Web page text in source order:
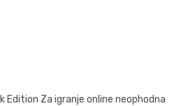
Edition Za igranje online neophodna